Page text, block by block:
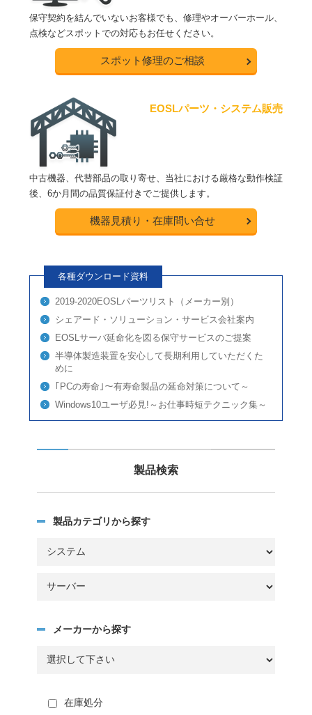
保守契約を結んでいないお客様でも、修理やオーバーホール、
点検などスポットでの対応もお任せください。
スポット修理のご相談
EOSLパーツ・システム販売
中古機器、代替部品の取り寄せ、当社における厳格な動作検証
後、6か月間の品質保証付きでご提供します。
機器見積り・在庫問い合せ
各種ダウンロード資料
2019-2020EOSLパーツリスト（メーカー別）
シェアード・ソリューション・サービス会社案内
EOSLサーバ延命化を図る保守サービスのご提案
半導体製造装置を安心して長期利用していただくた
めに
｢PCの寿命｣～有寿命製品の延命対策について～
Windows10ユーザ必見!～お仕事時短テクニック集～
製品検索
製品カテゴリから探す
メーカーから探す
在庫処分